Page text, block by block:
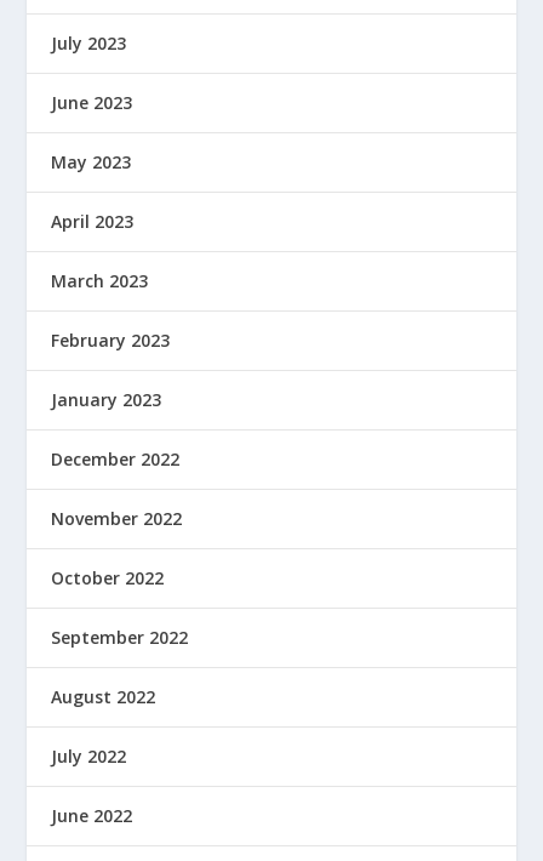
July 2023
June 2023
May 2023
April 2023
March 2023
February 2023
January 2023
December 2022
November 2022
October 2022
September 2022
August 2022
July 2022
June 2022